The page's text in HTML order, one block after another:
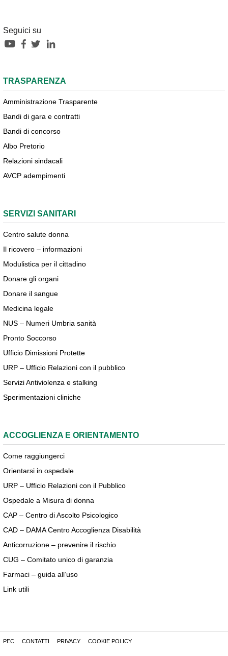
Seguici su
TRASPARENZA
Amministrazione Trasparente
Bandi di gara e contratti
Bandi di concorso
Albo Pretorio
Relazioni sindacali
AVCP adempimenti
SERVIZI SANITARI
Centro salute donna
Il ricovero – informazioni
Modulistica per il cittadino
Donare gli organi
Donare il sangue
Medicina legale
NUS – Numeri Umbria sanità
Pronto Soccorso
Ufficio Dimissioni Protette
URP – Ufficio Relazioni con il pubblico
Servizi Antiviolenza e stalking
Sperimentazioni cliniche
ACCOGLIENZA E ORIENTAMENTO
Come raggiungerci
Orientarsi in ospedale
URP – Ufficio Relazioni con il Pubblico
Ospedale a Misura di donna
CAP – Centro di Ascolto Psicologico
CAD – DAMA Centro Accoglienza Disabilità
Anticorruzione – prevenire il rischio
CUG – Comitato unico di garanzia
Farmaci – guida all’uso
Link utili
PEC CONTATTI PRIVACY COOKIE POLICY